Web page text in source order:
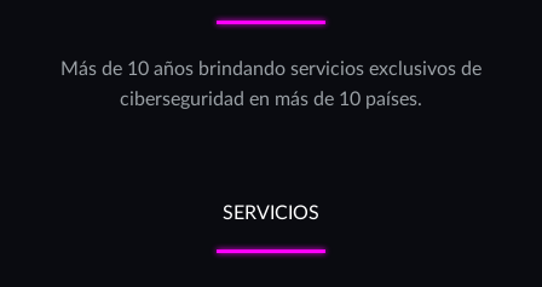
Más de 10 años brindando servicios exclusivos de
ciberseguridad en más de 10 países.
SERVICIOS